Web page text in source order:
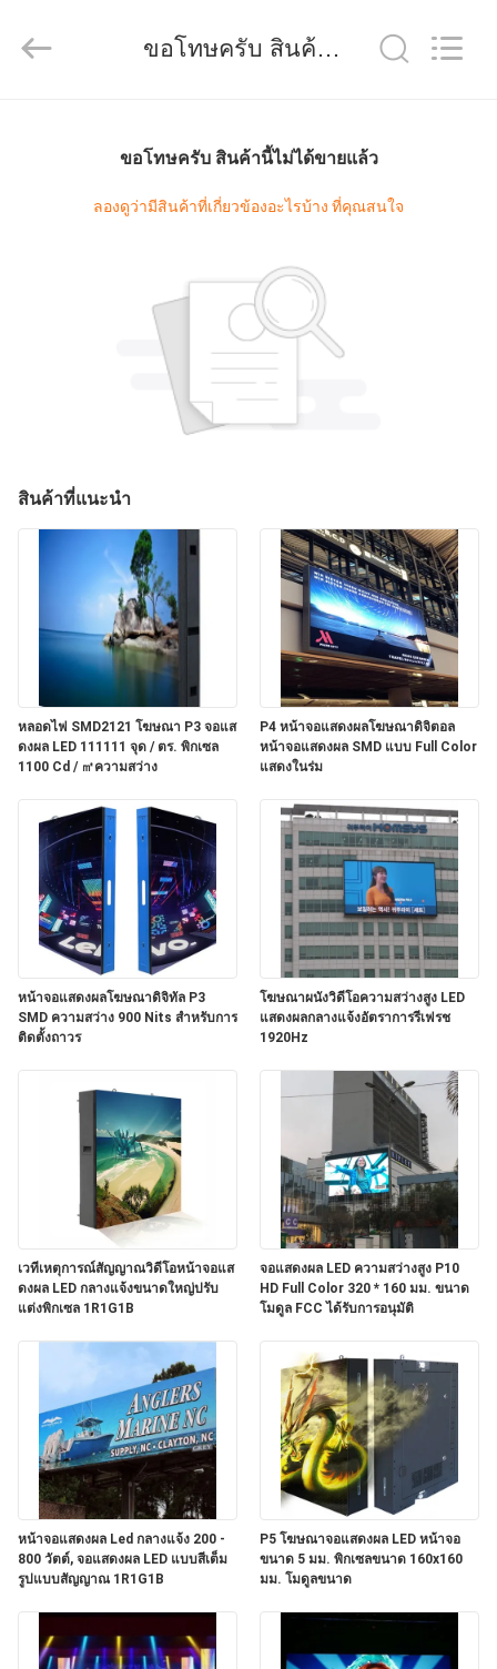
ผลิตภัณฑ์
เกี่ยว
ทัวร์
โรงงาน
ควบคุม
คุณภาพ
ติดต่อ
เรา
คุย
ตอน
BAIDU
แผนผัง
เว็บไซต์
นโยบาย
Road
Enterprise
ขอโทษครับ สินค้านี้ไม่ได้ขายแล้ว
ขอโทษครับ สินค้านี้ไม่ได้ขายแล้ว
ลองดูว่ามีสินค้าที่เกี่ยวข้องอะไรบ้าง ที่คุณสนใจ
สินค้าที่แนะนํา
หลอดไฟ SMD2121 โฆษณา P3 จอแส
ดงผล LED 111111 จุด / ตร. พิกเซล
1100 Cd / ㎡ความสว่าง
P4 หน้าจอแสดงผลโฆษณาดิจิตอล
หน้าจอแสดงผล SMD แบบ Full Color
แสดงในร่ม
หน้าจอแสดงผลโฆษณาดิจิทัล P3
SMD ความสว่าง 900 Nits สำหรับการ
ติดตั้งถาวร
โฆษณาผนังวิดีโอความสว่างสูง LED
แสดงผลกลางแจ้งอัตราการรีเฟรช
1920Hz
เวทีเหตุการณ์สัญญาณวิดีโอหน้าจอแส
ดงผล LED กลางแจ้งขนาดใหญ่ปรับ
แต่งพิกเซล 1R1G1B
จอแสดงผล LED ความสว่างสูง P10
HD Full Color 320 * 160 มม. ขนาด
โมดูล FCC ได้รับการอนุมัติ
หน้าจอแสดงผล Led กลางแจ้ง 200 -
800 วัตต์, จอแสดงผล LED แบบสีเต็ม
รูปแบบสัญญาณ 1R1G1B
P5 โฆษณาจอแสดงผล LED หน้าจอ
ขนาด 5 มม. พิกเซลขนาด 160x160
มม. โมดูลขนาด